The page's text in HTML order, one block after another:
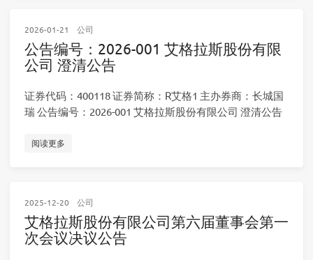
2026-01-21 公司
公告编号：2026-001 艾格拉斯股份有限
公司 澄清公告
证券代码：400118 证券简称：R艾格1 主办券商：长城国
瑞 公告编号：2026-001 艾格拉斯股份有限公司 澄清公告
阅读更多
2025-12-20 公司
艾格拉斯股份有限公司第六届董事会第一
次会议决议公告